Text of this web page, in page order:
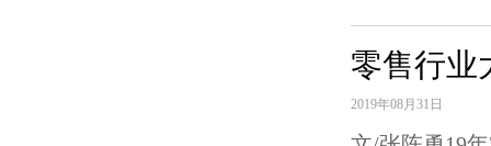
零售行业
2019年08月31日